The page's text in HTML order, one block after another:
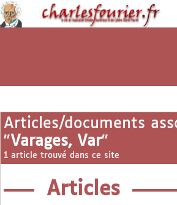
Articles/documents
"Varages, Var"
1 article trouvé dans ce site
Articles